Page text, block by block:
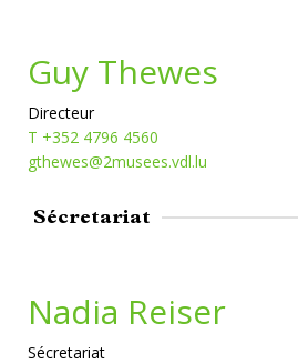
Guy Thewes
Directeur
T +352 4796 4560
gthewes@2musees.vdl.lu
Sécretariat
Nadia Reiser
Sécretariat